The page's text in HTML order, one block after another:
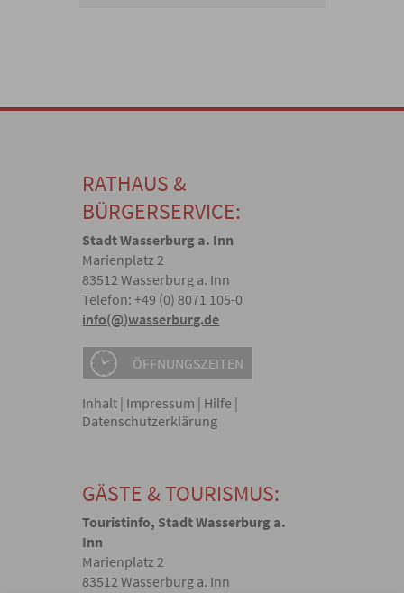
RATHAUS &
BÜRGERSERVICE:
Stadt Wasserburg a. Inn
Marienplatz 2
83512 Wasserburg a. Inn
Telefon: +49 (0) 8071 105-0
info(@)wasserburg.de
ÖFFNUNGSZEITEN
Inhalt | Impressum | Hilfe |
Datenschutzerklärung
GÄSTE & TOURISMUS:
Touristinfo, Stadt Wasserburg a.
Inn
Marienplatz 2
83512 Wasserburg a. Inn